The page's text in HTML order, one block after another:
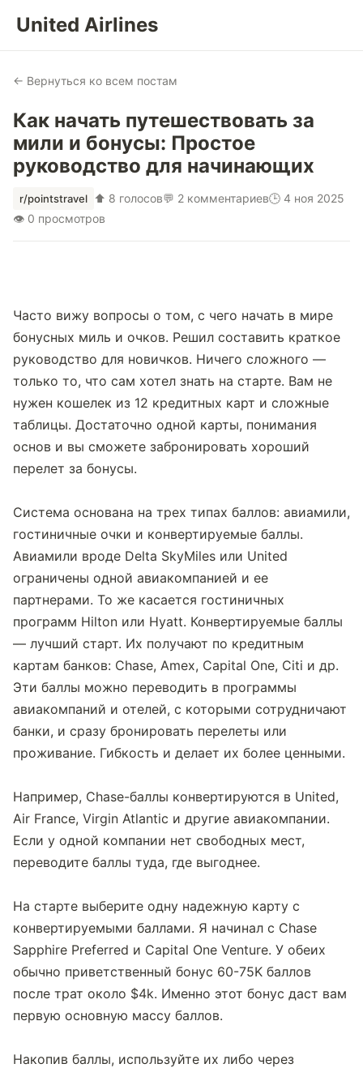
United Airlines
← Вернуться ко всем постам
Как начать путешествовать за
мили и бонусы: Простое
руководство для начинающих
r/pointstravel ⬆ 8 голосов💬 2 комментариев🕒 4 ноя 2025
👁 0 просмотров
Часто вижу вопросы о том, с чего начать в мире
бонусных миль и очков. Решил составить краткое
руководство для новичков. Ничего сложного —
только то, что сам хотел знать на старте. Вам не
нужен кошелек из 12 кредитных карт и сложные
таблицы. Достаточно одной карты, понимания
основ и вы сможете забронировать хороший
перелет за бонусы.
Система основана на трех типах баллов: авиамили,
гостиничные очки и конвертируемые баллы.
Авиамили вроде Delta SkyMiles или United
ограничены одной авиакомпанией и ее
партнерами. То же касается гостиничных
программ Hilton или Hyatt. Конвертируемые баллы
— лучший старт. Их получают по кредитным
картам банков: Chase, Amex, Capital One, Citi и др.
Эти баллы можно переводить в программы
авиакомпаний и отелей, с которыми сотрудничают
банки, и сразу бронировать перелеты или
проживание. Гибкость и делает их более ценными.
Например, Chase-баллы конвертируются в United,
Air France, Virgin Atlantic и другие авиакомпании.
Если у одной компании нет свободных мест,
переводите баллы туда, где выгоднее.
На старте выберите одну надежную карту с
конвертируемыми баллами. Я начинал с Chase
Sapphire Preferred и Capital One Venture. У обеих
обычно приветственный бонус 60-75K баллов
после трат около $4k. Именно этот бонус даст вам
первую основную массу баллов.
Накопив баллы, используйте их либо через